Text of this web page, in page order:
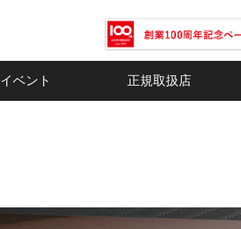
イベント 正規取扱店